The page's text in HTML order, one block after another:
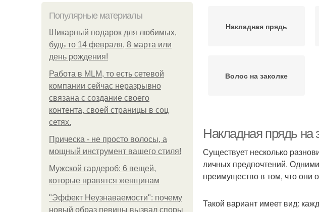
Популярные материалы
Шикарный подарок для любимых,
будь то 14 февраля, 8 марта или
день рождения!
Работа в MLM, то есть сетевой
компании сейчас неразрывно
связана с создание своего
контента, своей страницы в соц
сетях.
Прическа - не просто волосы, а
мощный инструмент вашего стиля!
Мужской гардероб: 6 вещей,
которые нравятся женщинам
"Эффект Неузнаваемости": почему
новый образ певицы вызвал споры
Накладная прядь
Волос на заколке
Накладная прядь на
Существует несколько
личных предпочтений.
преимущество в том, что они
Такой вариант имеет вид: